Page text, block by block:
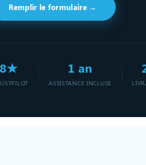
Remplir le formulaire →
1 an
ASSISTANCE INCLUSE